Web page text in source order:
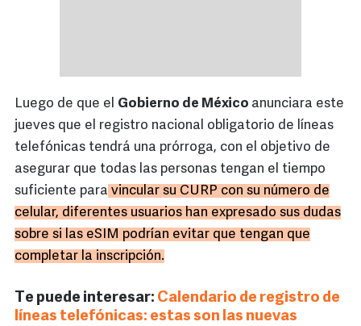
Luego de que el Gobierno de México anunciara este
jueves que el registro nacional obligatorio de líneas
telefónicas tendrá una prórroga, con el objetivo de
asegurar que todas las personas tengan el tiempo
suficiente para vincular su CURP con su número de
celular, diferentes usuarios han expresado sus dudas
sobre si las eSIM podrían evitar que tengan que
completar la inscripción.
Te puede interesar: Calendario de registro de
líneas telefónicas: estas son las nuevas